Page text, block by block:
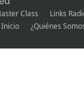
Links
Class
¿Quiénes
Inicio